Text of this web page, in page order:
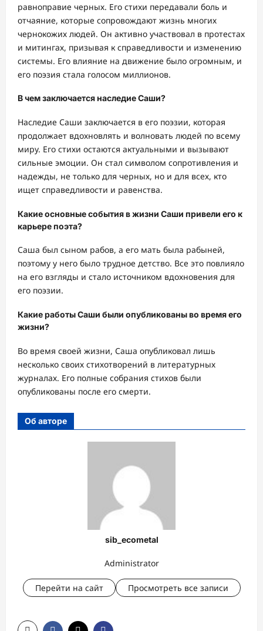
равноправие черных. Его стихи передавали боль и
отчаяние, которые сопровождают жизнь многих
чернокожих людей. Он активно участвовал в протестах
и митингах, призывая к справедливости и изменению
системы. Его влияние на движение было огромным, и
его поэзия стала голосом миллионов.
В чем заключается наследие Саши?
Наследие Саши заключается в его поэзии, которая
продолжает вдохновлять и волновать людей по всему
миру. Его стихи остаются актуальными и вызывают
сильные эмоции. Он стал символом сопротивления и
надежды, не только для черных, но и для всех, кто
ищет справедливости и равенства.
Какие основные события в жизни Саши привели его к
карьере поэта?
Саша был сыном рабов, а его мать была рабыней,
поэтому у него было трудное детство. Все это повлияло
на его взгляды и стало источником вдохновения для
его поэзии.
Какие работы Саши были опубликованы во время его
жизни?
Во время своей жизни, Саша опубликовал лишь
несколько своих стихотворений в литературных
журналах. Его полные собрания стихов были
опубликованы после его смерти.
Об авторе
sib_ecometal
Administrator
Перейти на сайт Просмотреть все записи